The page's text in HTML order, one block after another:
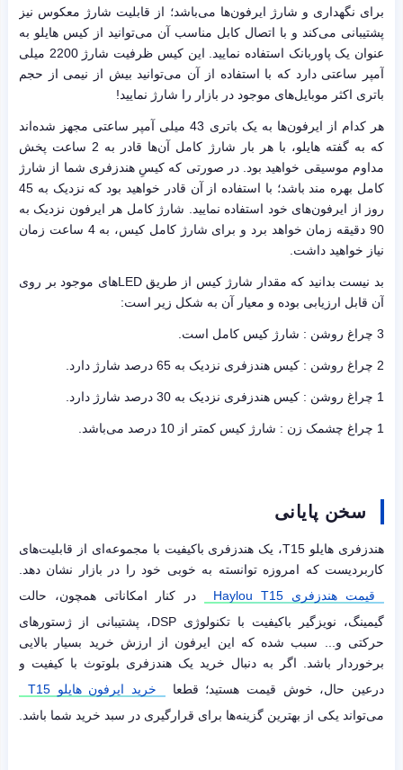
برای نگهداری و شارژ ایرفون‌ها‌ می‌باشد؛ از قابلیت شارژ معکوس نیز
پشتیبانی می‌کند و با اتصال کابل مناسب آن می‌توانید از کیس هایلو به
عنوان یک پاوربانک استفاده نمایید. این کیس ظرفیت شارژ 2200 میلی
آمپر ساعتی دارد که با استفاده از آن می‌توانید بیش از نیمی از حجم
باتری اکثر موبایل‌های موجود در بازار را شارژ نمایید!
هر کدام از ایرفون‌ها به یک باتری 43 میلی آمپر ساعتی مجهز شده‌اند
که به گفته هایلو، با هر بار شارژ کامل آن‌ها قادر به 2 ساعت پخش
مداوم موسیقی خواهید بود. در صورتی که کیسِ هندزفری شما از شارژ
کامل بهره مند باشد؛ با استفاده از آن قادر خواهید بود که نزدیک به 45
روز از ایرفون‌های خود استفاده نمایید. شارژ کامل هر ایرفون نزدیک به
90 دقیقه زمان خواهد برد و برای شارژ کامل کیس، به 4 ساعت زمان
نیاز خواهید داشت.
بد نیست بدانید که مقدار شارژ کیس از طریق LED‌های موجود بر روی
آن قابل ارزیابی بوده و معیار آن به شکل زیر است:
3 چراغ روشن : شارژ کیس کامل است.
2 چراغ روشن : کیس هندزفری نزدیک به 65 درصد شارژ دارد.
1 چراغ روشن : کیس هندزفری نزدیک به 30 درصد شارژ دارد.
1 چراغ چشمک زن : شارژ کیس کمتر از 10 درصد می‌باشد.
سخن پایانی
هندزفری هایلو T15، یک هندزفری باکیفیت با مجموعه‌ای از قابلیت‌های
کاربردیست که امروزه توانسته به خوبی خود را در بازار نشان دهد.
قیمت هندزفری Haylou T15
در کنار امکاناتی همچون، حالت
گیمینگ، نویزگیر باکیفیت با تکنولوژی DSP، پشتیبانی از ژستورهای
حرکتی و... سبب شده که این ایرفون از ارزش خرید بسیار بالایی
برخوردار باشد. اگر به دنبال خرید یک هندزفری بلوتوث با کیفیت و
درعین حال، خوش قیمت هستید؛ قطعا
خرید ایرفون هایلو T15
می‌تواند یکی از بهترین گزینه‌ها برای قرارگیری در سبد خرید شما باشد.